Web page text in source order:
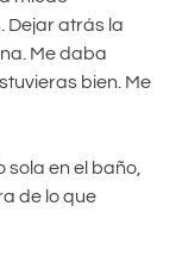
Dejar atrás la
Me daba
bien. Me
en el baño,
de lo que